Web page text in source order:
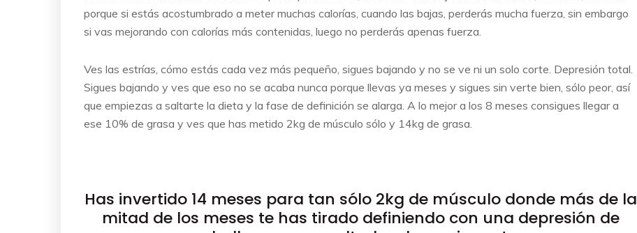
porque si estás acostumbrado a meter muchas calorías, cuando las bajas, perderás mucha fuerza, sin embargo
si vas mejorando con calorías más contenidas, luego no perderás apenas fuerza.
Ves las estrías, cómo estás cada vez más pequeño, sigues bajando y no se ve ni un solo corte. Depresión total.
Sigues bajando y ves que eso no se acaba nunca porque llevas ya meses y sigues sin verte bien, sólo peor, así
que empiezas a saltarte la dieta y la fase de definición se alarga. A lo mejor a los 8 meses consigues llegar a
ese 10% de grasa y ves que has metido 2kg de músculo sólo y 14kg de grasa.
Has invertido 14 meses para tan sólo 2kg de músculo donde más de la
mitad de los meses te has tirado definiendo con una depresión de